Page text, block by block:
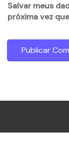
Salvar meus
próxima vez